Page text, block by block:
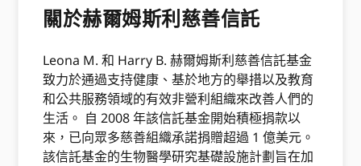
關於赫爾姆斯利慈善信託
Leona M. 和 Harry B. 赫爾姆斯利慈善信託基金
致力於通過支持健康、基於地方的舉措以及教育
和公共服務領域的有效非營利組織來改善人們的
生活。 自 2008 年該信託基金開始積極捐款以
來，已向眾多慈善組織承諾捐贈超過 1 億美元。
該信託基金的生物醫學研究基礎設施計劃旨在加